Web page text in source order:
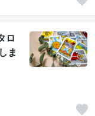
ロ
ま